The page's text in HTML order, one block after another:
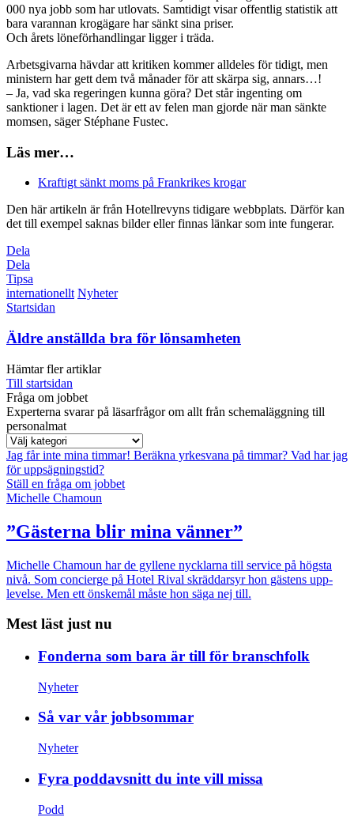
000 nya jobb som har utlovats. Samtidigt visar offentlig statistik att
bara varannan krogägare har sänkt sina priser.
Och årets löneförhandlingar ligger i träda.
Arbetsgivarna hävdar att kritiken kommer alldeles för tidigt, men
ministern har gett dem två månader för att skärpa sig, annars…!
– Ja, vad ska regeringen kunna göra? Det står ingenting om
sanktioner i lagen. Det är ett av felen man gjorde när man sänkte
momsen, säger Stéphane Fustec.
Läs mer…
Kraftigt sänkt moms på Frankrikes krogar
Den här artikeln är från Hotellrevyns tidigare webbplats. Därför kan
det till exempel saknas bilder eller finnas länkar som inte fungerar.
Dela
Dela
Tipsa
internationellt Nyheter
Startsidan
Äldre anställda bra för lönsamheten
Hämtar fler artiklar
Till startsidan
Fråga om jobbet
Experterna svarar på läsarfrågor om allt från schemaläggning till
personalmat
Jag får inte mina timmar! Beräkna yrkesvana på timmar? Vad har jag
för uppsägningstid?
Ställ en fråga om jobbet
Michelle Chamoun
”Gästerna blir mina vänner”
Michelle Chamoun har de gyllene nycklarna till service på högsta
nivå. Som concierge på Hotel Rival skräddarsyr hon gästens upp­
levelse. Men ett önskemål måste hon säga nej till.
Mest läst just nu
Fonderna som bara är till för branschfolk
Nyheter
Så var vår jobbsommar
Nyheter
Fyra poddavsnitt du inte vill missa
Podd